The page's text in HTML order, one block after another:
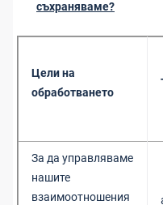
съхраняваме?
Цели на
обработването
За да управляваме
нашите
взаимоотношения